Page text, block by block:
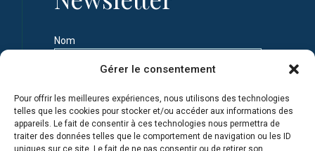
Gérer le consentement
Pour offrir les meilleures expériences, nous utilisons des technologies
telles que les cookies pour stocker et/ou accéder aux informations des
appareils. Le fait de consentir à ces technologies nous permettra de
traiter des données telles que le comportement de navigation ou les ID
uniques sur ce site. Le fait de ne pas consentir ou de retirer son
Nom
Adresse e-mail